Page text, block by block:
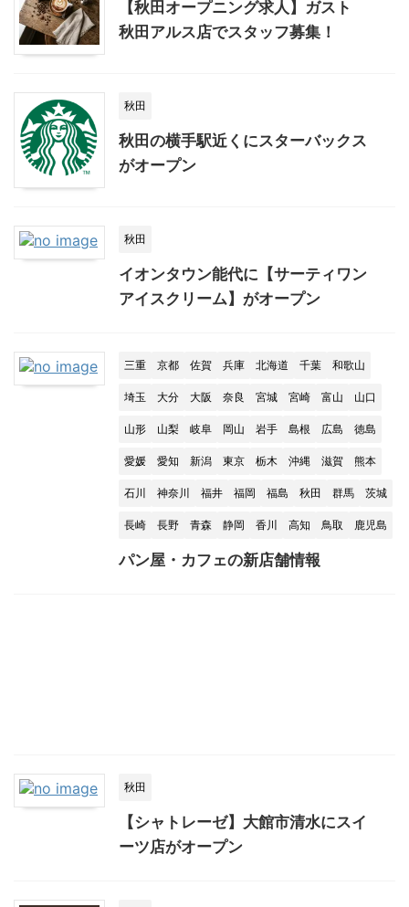
【秋田オープニング求人】ガスト
秋田アルス店でスタッフ募集！
秋田
秋田の横手駅近くにスターバックス
がオープン
秋田
イオンタウン能代に【サーティワン
アイスクリーム】がオープン
三重 京都 佐賀 兵庫 北海道 千葉 和歌山
埼玉 大分 大阪 奈良 宮城 宮崎 富山 山口
山形 山梨 岐阜 岡山 岩手 島根 広島 徳島
愛媛 愛知 新潟 東京 栃木 沖縄 滋賀 熊本
石川 神奈川 福井 福岡 福島 秋田 群馬 茨城
長崎 長野 青森 静岡 香川 高知 鳥取 鹿児島
パン屋・カフェの新店舗情報
秋田
【シャトレーゼ】大館市清水にスイ
ーツ店がオープン